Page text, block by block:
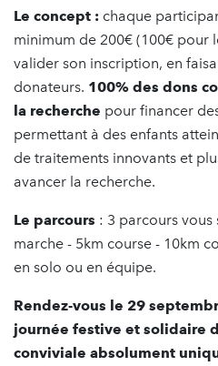
Le concept : chaque
minimum de 200€ (100€ pour
valider son inscription, en
donateurs. 100% des dons
la recherche pour financer
permettant à des enfants
de traitements innovants et
avancer la recherche.
Le parcours : 3 parcours vous
marche - 5km course - 10km
en solo ou en équipe.
Rendez-vous le 29
journée festive et solidaire
conviviale absolument